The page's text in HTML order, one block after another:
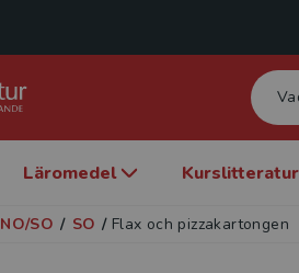
Läromedel Kurslitteratur
NO/SO / SO / Flax och pizzakartongen